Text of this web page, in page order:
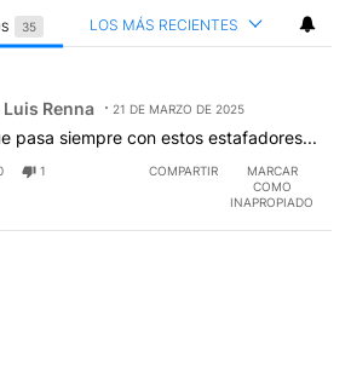
35 LOS MÁS RECIENTES
Renna 21 DE MARZO DE 2025
pasa siempre con estos estafadores...
1 COMPARTIR
MARCAR
COMO
INAPROPIADO